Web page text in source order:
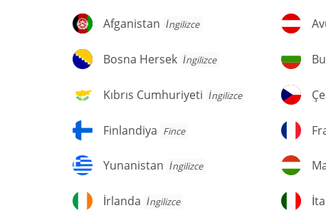
Afganistan
Afganistan İngilizce
Bosna
Bosna Hersek İngilizce
Kıbrıs
Kıbrıs Cumhuriyeti İngilizce
Çek
Finlandiya
Finlandiya Fince
Yunanistan
Yunanistan İngilizce
İrlanda
İrlanda İngilizce